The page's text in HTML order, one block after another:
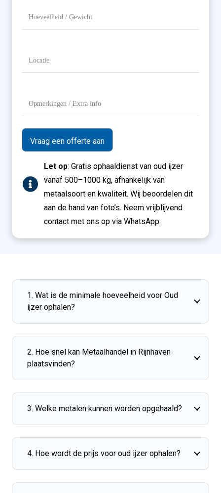
Hoeveelheid
Locatie
Opmerkingen
Extra
info
Let op: Gratis ophaaldienst van oud ijzer
vanaf 500–1000 kg, afhankelijk van
metaalsoort en kwaliteit. Wij beoordelen dit
aan de hand van foto’s. Neem vrijblijvend
contact met ons op via WhatsApp.
1. Wat is de minimale hoeveelheid voor Oud
ijzer ophalen?
2. Hoe snel kan Metaalhandel in Rijnhaven
plaatsvinden?
3. Welke metalen kunnen worden opgehaald?
4. Hoe wordt de prijs voor oud ijzer ophalen?